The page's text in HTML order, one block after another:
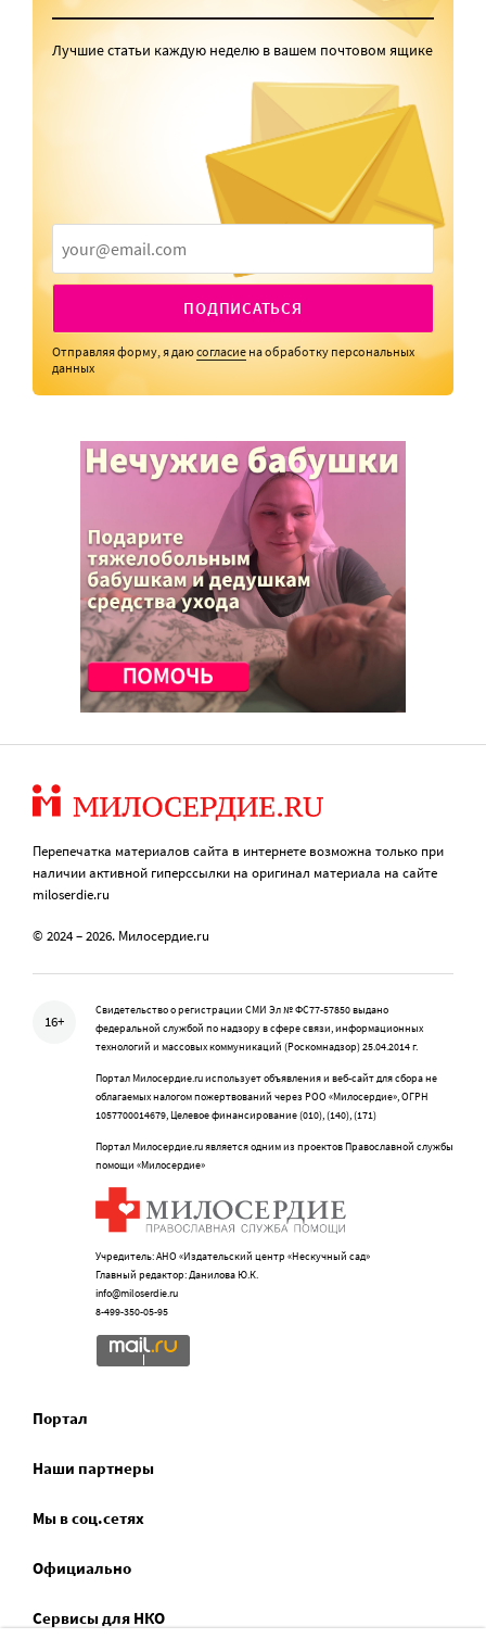
Лучшие статьи каждую неделю в вашем почтовом ящике
ПОДПИСАТЬСЯ
Отправляя форму, я даюсогласие на обработку персональных
данных
Перепечатка материалов сайта в интернете возможна только при
наличии активной гиперссылки на оригинал материала на сайте
miloserdie.ru
© 2024 – 2026. Милосердие.ru
16+
Свидетельство о регистрации СМИ Эл № ФС77-57850 выдано
федеральной службой по надзору в сфере связи, информационных
технологий и массовых коммуникаций (Роскомнадзор) 25.04.2014 г.
Портал Милосердие.ru использует объявления и веб-сайт для сбора не
облагаемых налогом пожертвований через РОО «Милосердие», ОГРН
1057700014679, Целевое финансирование (010), (140), (171)
Портал Милосердие.ru является одним из проектов Православной службы
помощи «Милосердие»
Учредитель: АНО «Издательский центр «Нескучный сад»
Главный редактор: Данилова Ю.К.
info@miloserdie.ru
8-499-350-05-95
Портал
Наши партнеры
Мы в соц.сетях
Официально
Сервисы для НКО